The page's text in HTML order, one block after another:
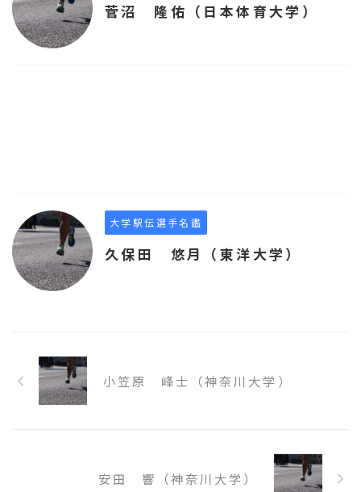
菅沼 隆佑（日本体育大学）
大学駅伝選手名鑑
久保田 悠月（東洋大学）
小笠原 峰士（神奈川大学）
安田 響（神奈川大学）